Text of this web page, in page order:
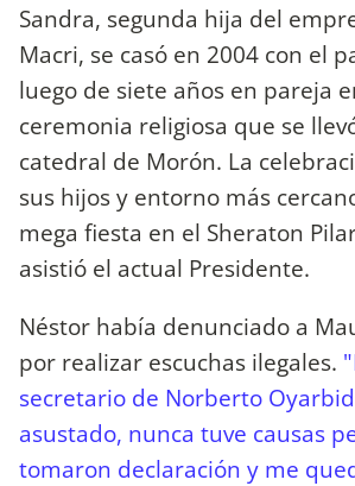
Sandra, segunda hija del
Macri, se casó en 2004 con el
luego de siete años en pareja
ceremonia religiosa que se
catedral de Morón. La
sus hijos y entorno más
mega fiesta en el Sheraton
asistió el actual Presidente.
Néstor había denunciado a
por realizar escuchas ilegales.
secretario de Norberto
asustado, nunca tuve causas
tomaron declaración y me